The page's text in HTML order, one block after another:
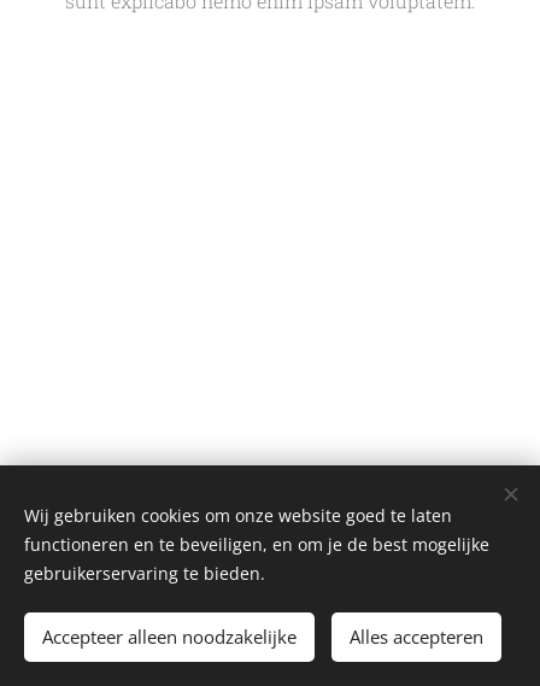
PitchPromotors.nl
Voorwaarden Cookies
Wij gebruiken cookies om onze website goed te laten
functioneren en te beveiligen, en om je de best mogelijke
gebruikerservaring te bieden.
Accepteer alleen noodzakelijke Alles accepteren